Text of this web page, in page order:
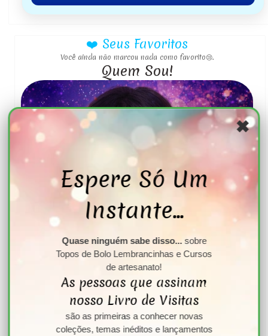
❤️ Seus Favoritos
Você ainda não marcou nada como favorito😢.
Quem Sou!
" Sou Midian Lima,
Multi Artista, Especialista de modelagem em biscuit,
criadora do Com Mãos de Seda. Desenvolvo peças
Espere Só Um
Instante...
Quase ninguém sabe disso...sobre
Topos de Bolo Lembrancinhas e Cursos
de artesanato!
As pessoas que assinam
nosso Livro de Visitas
são as primeiras a conhecer novas
coleções, temas inéditos e lançamentos
✖